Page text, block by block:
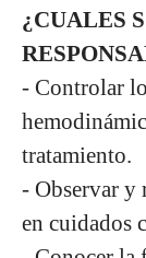
¿CUALES
- Controlar
tratamiento.
- Observar y
en cuidados